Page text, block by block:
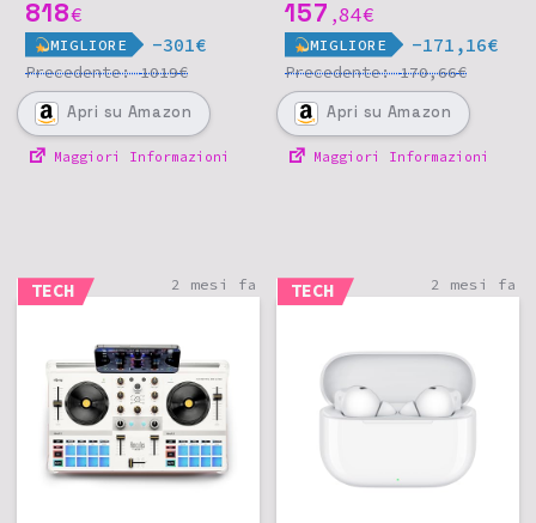
818€
MIGLIORE -301€
Precedente:1019€
Apri su Amazon
Maggiori Informazioni
60mm
157 ,84€
MIGLIORE -171,16€
Precedente:170,66€
Apri su Amazon
Maggiori Informazioni
TECH 2 mesi fa TECH 2 mesi fa